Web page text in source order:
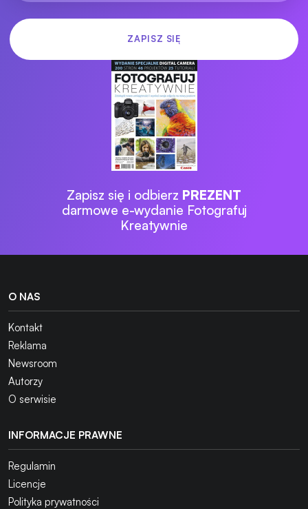
Zapisz się i odbierz PREZENT
darmowe e-wydanie Fotografuj
Kreatywnie
O NAS
Kontakt
Reklama
Newsroom
Autorzy
O serwisie
INFORMACJE PRAWNE
Regulamin
Licencje
Polityka prywatności